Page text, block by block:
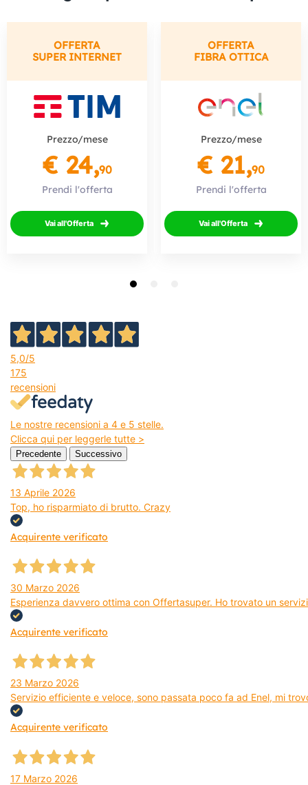
OFFERTA
SUPER INTERNET
Prezzo/mese
€ 24,90
Prendi l'offerta
Vai all'Offerta
OFFERTA
FIBRA OTTICA
Prezzo/mese
€ 21,90
Prendi l'offerta
Vai all'Offerta
5,0/5
175
recensioni
Le nostre recensioni a 4 e 5 stelle.
Clicca qui per leggerle tutte >
Precedente Successivo
13 Aprile 2026
Top, ho risparmiato di brutto. Crazy
Acquirente verificato
30 Marzo 2026
Esperienza davvero ottima con Offertasuper. Ho trovato un
Acquirente verificato
23 Marzo 2026
Servizio efficiente e veloce, sono passata poco fa ad Enel, mi
Acquirente verificato
17 Marzo 2026